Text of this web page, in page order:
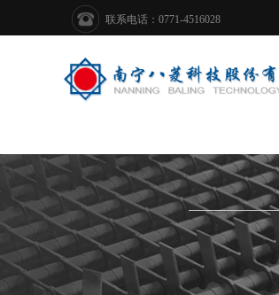
联系电话：0771-4516028